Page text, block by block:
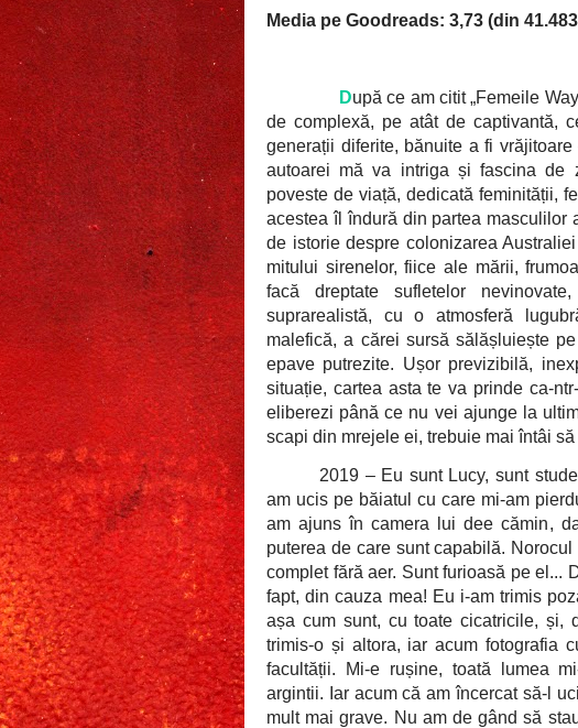
Media pe Goodreads: 3,73 (din
După ce am citit „Femeile
de complexă, pe atât de captivantă,
generații diferite, bănuite a fi
autoarei mă va intriga și fascina
poveste de viață, dedicată feminității,
acestea îl îndură din partea masculilor
de istorie despre colonizarea
mitului sirenelor, fiice ale mării,
facă dreptate sufletelor
suprarealistă, cu o atmosferă
malefică, a cărei sursă sălășluiește
epave putrezite. Ușor previzibilă,
situație, cartea asta te va prinde ca-
eliberezi până ce nu vei ajunge la
scapi din mrejele ei, trebuie mai întâi
2019 – Eu sunt Lucy, sunt
am ucis pe băiatul cu care mi-am
am ajuns în camera lui dee cămin,
puterea de care sunt capabilă.
complet fără aer. Sunt furioasă pe el...
fapt, din cauza mea! Eu i-am trimis
așa cum sunt, cu toate cicatricile,
trimis-o și altora, iar acum fotografia
facultății. Mi-e rușine, toată lumea
argintii. Iar acum că am încercat să-l
mult mai grave. Nu am de gând să